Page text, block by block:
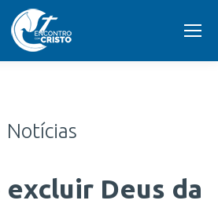
Notícias
excluir Deus da